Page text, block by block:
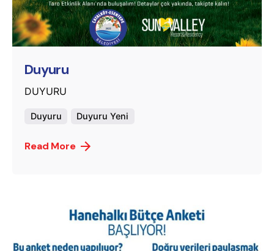
Posted by
murat.sozuak
Duyuru
DUYURU
Duyuru Duyuru Yeni
Read More